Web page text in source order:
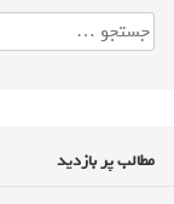
مطالب پر بازدید